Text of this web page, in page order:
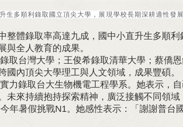
生多順利錄取國立頂尖大學，展現學校長期深耕適性發
整體錄取率高達九成，國中小直升生多順
與全人教育的成果。
台灣大學；王俊希錄取清華大學；蔡僑恩
內頂尖大學理工與人文領域，成果豐碩。
錄取台大生物機電工程學系。她表示，自
未來持續抱持探索精神，廣泛接觸不同領
年暑假挑戰N1。她感性表示：「謝謝普台